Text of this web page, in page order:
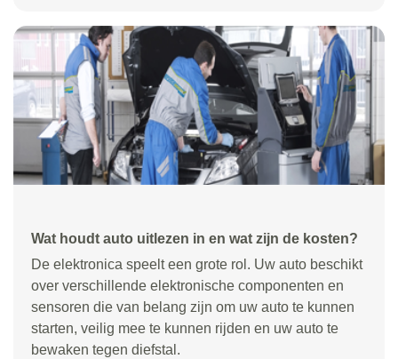
Wat houdt auto uitlezen in en wat zijn de kosten?
De elektronica speelt een grote rol. Uw auto beschikt
over verschillende elektronische componenten en
sensoren die van belang zijn om uw auto te kunnen
starten, veilig mee te kunnen rijden en uw auto te
bewaken tegen diefstal.